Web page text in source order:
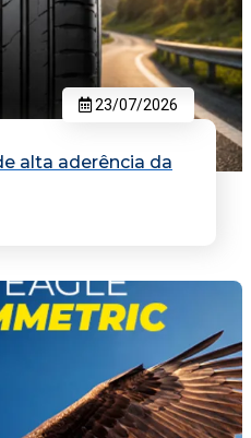
23/07/2026
alta aderência da